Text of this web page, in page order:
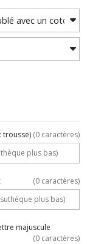
trousse) (0 caractères)
(0 caractères)
majuscule
(0 caractères)